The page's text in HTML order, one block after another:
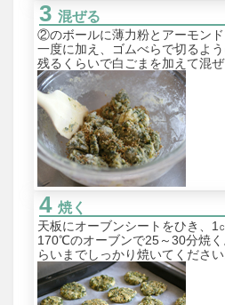
混ぜる
②のボールに薄力粉とアーモン
一度に加え、ゴムべらで切るよ
残るくらいで白ごまを加えて混ぜ
焼く
天板にオーブンシートをひき、1
170℃のオーブンで25～30分焼く
らいまでしっかり焼いてください